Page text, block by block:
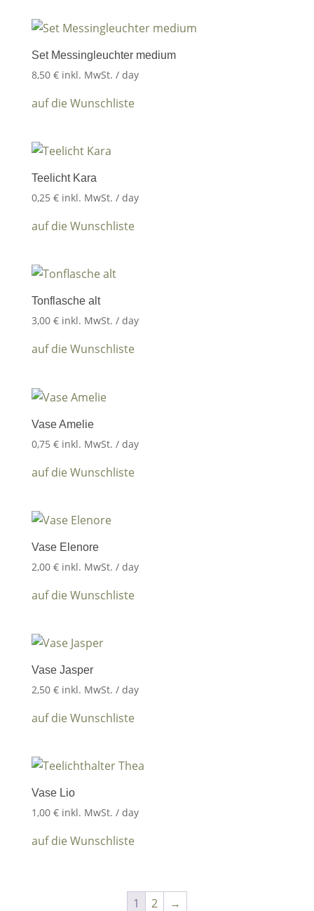
Set Messingleuchter medium
8,50 € inkl. MwSt. / day
auf die Wunschliste
Teelicht Kara
0,25 € inkl. MwSt. / day
auf die Wunschliste
Tonflasche alt
3,00 € inkl. MwSt. / day
auf die Wunschliste
Vase Amelie
0,75 € inkl. MwSt. / day
auf die Wunschliste
Vase Elenore
2,00 € inkl. MwSt. / day
auf die Wunschliste
Vase Jasper
2,50 € inkl. MwSt. / day
auf die Wunschliste
Vase Lio
1,00 € inkl. MwSt. / day
auf die Wunschliste
1 2 →